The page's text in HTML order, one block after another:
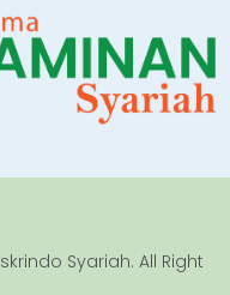
Syariah. All Right